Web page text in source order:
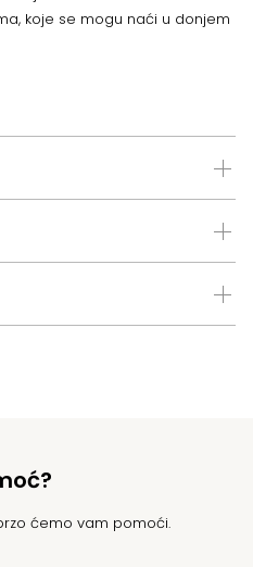
koje se mogu naći u donjem
ćemo vam pomoći.